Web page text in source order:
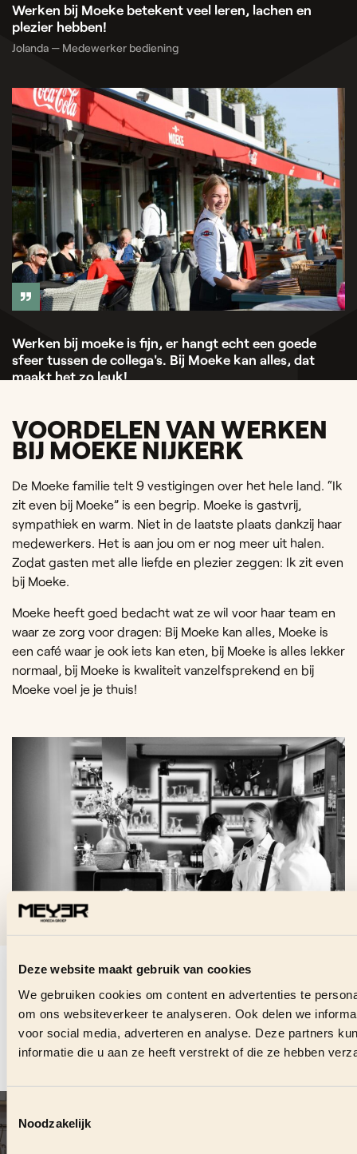
Deze website maakt gebruik van cookies
We gebruiken cookies om content en advertenties te
om ons websiteverkeer te analyseren. Ook delen we
voor social media, adverteren en analyse. Deze partners
informatie die u aan ze heeft verstrekt of die ze hebben
Toestemmingsselectie
Noodzakelijk
Werken bij Moeke betekent veel leren, lachen en
plezier hebben!
Jolanda — Medewerker bediening
Werken bij moeke is fijn, er hangt echt een goede
sfeer tussen de collega's. Bij Moeke kan alles, dat
maakt het zo leuk!
VOORDELEN VAN WERKEN
BIJ MOEKE NIJKERK
De Moeke familie telt 9 vestigingen over het hele land. “Ik
zit even bij Moeke” is een begrip. Moeke is gastvrij,
sympathiek en warm. Niet in de laatste plaats dankzij haar
medewerkers. Het is aan jou om er nog meer uit halen.
Zodat gasten met alle liefde en plezier zeggen: Ik zit even
bij Moeke.
Moeke heeft goed bedacht wat ze wil voor haar team en
waar ze zorg voor dragen: Bij Moeke kan alles, Moeke is
een café waar je ook iets kan eten, bij Moeke is alles lekker
normaal, bij Moeke is kwaliteit vanzelfsprekend en bij
Moeke voel je je thuis!
VRAGEN OVER DEZE
VACATURE?
Stuur ons direct een bericht en we helpen je graag.
VOLG ONS OOK ONLINE